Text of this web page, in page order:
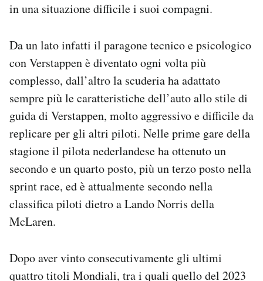
in una situazione difficile i suoi compagni.
Da un lato infatti il paragone tecnico e psicologico
con Verstappen è diventato ogni volta più
complesso, dall’altro la scuderia ha adattato
sempre più le caratteristiche dell’auto allo stile di
guida di Verstappen, molto aggressivo e difficile da
replicare per gli altri piloti. Nelle prime gare della
stagione il pilota nederlandese ha ottenuto un
secondo e un quarto posto, più un terzo posto nella
sprint race, ed è attualmente secondo nella
classifica piloti dietro a Lando Norris della
McLaren.
Dopo aver vinto consecutivamente gli ultimi
quattro titoli Mondiali, tra i quali quello del 2023